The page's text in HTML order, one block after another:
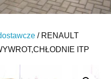
/ RENAULT
ITP